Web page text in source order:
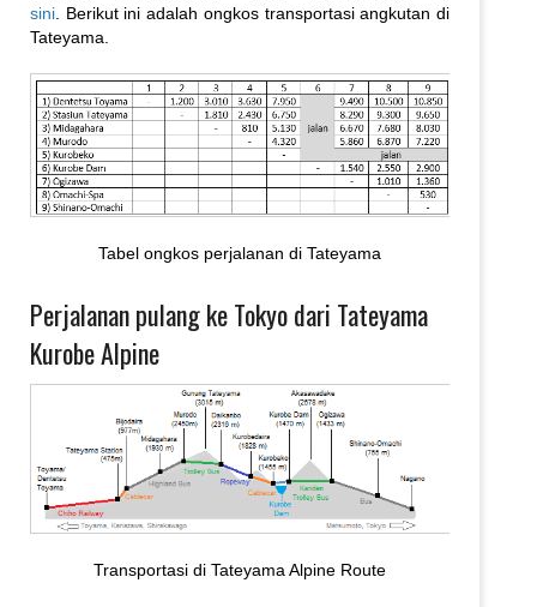
sini . Berikut ini adalah ongkos transportasi angkutan di
Tateyama.
Tabel ongkos perjalanan di Tateyama
Perjalanan pulang ke Tokyo dari Tateyama
Kurobe Alpine
Transportasi di Tateyama Alpine Route